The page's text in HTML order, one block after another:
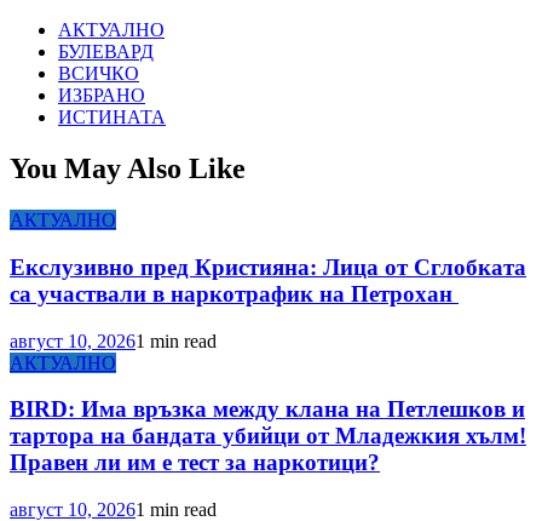
АКТУАЛНО
БУЛЕВАРД
ВСИЧКО
ИЗБРАНО
ИСТИНАТА
You May Also Like
АКТУАЛНО
Екслузивно пред Кристияна: Лица от Сглобката
са участвали в наркотрафик на Петрохан
август 10, 20261 min read
АКТУАЛНО
BIRD: Има връзка между клана на Петлешков и
тартора на бандата убийци от Младежкия хълм!
Правен ли им е тест за наркотици?
август 10, 20261 min read